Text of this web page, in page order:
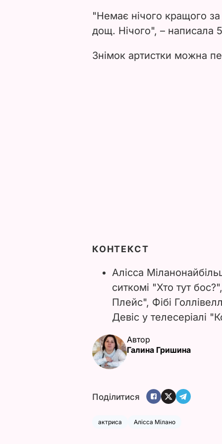
"Немає нічого кращого за
дощ. Нічого", – написала
Знімок артистки можна
КОНТЕКСТ
Алісса Мілано
ситкомі "Хто тут бос?",
Плейс", Фібі
Девіс у телесеріалі "
Автор
Галина Гришина
Поділитися
актриса Алісса Мілано